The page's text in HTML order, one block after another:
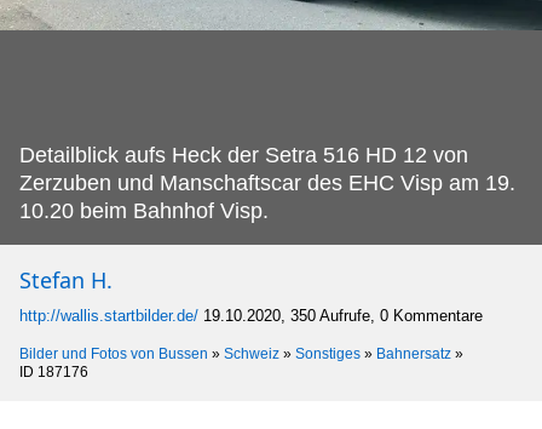
Detailblick aufs Heck der Setra 516 HD 12 von
Zerzuben und Manschaftscar des EHC Visp am 19.
10.20 beim Bahnhof Visp.
Stefan H.
http://wallis.startbilder.de/ 19.10.2020, 350 Aufrufe, 0 Kommentare
Bilder und Fotos von Bussen » Schweiz » Sonstiges » Bahnersatz »
ID 187176